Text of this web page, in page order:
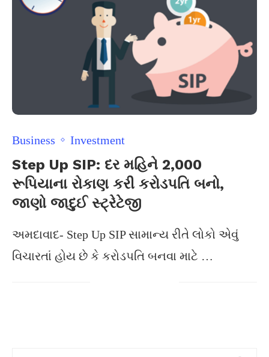
Business Investment
Step Up SIP: દર મહિને 2,000
રૂપિયાના રોકાણ કરી કરોડપતિ બનો,
જાણો જાદુઈ સ્ટ્રેટેજી
અમદાવાદ- Step Up SIP સામાન્ય રીતે લોકો એવું
વિચારતાં હોય છે કે કરોડપતિ બનવા માટે …